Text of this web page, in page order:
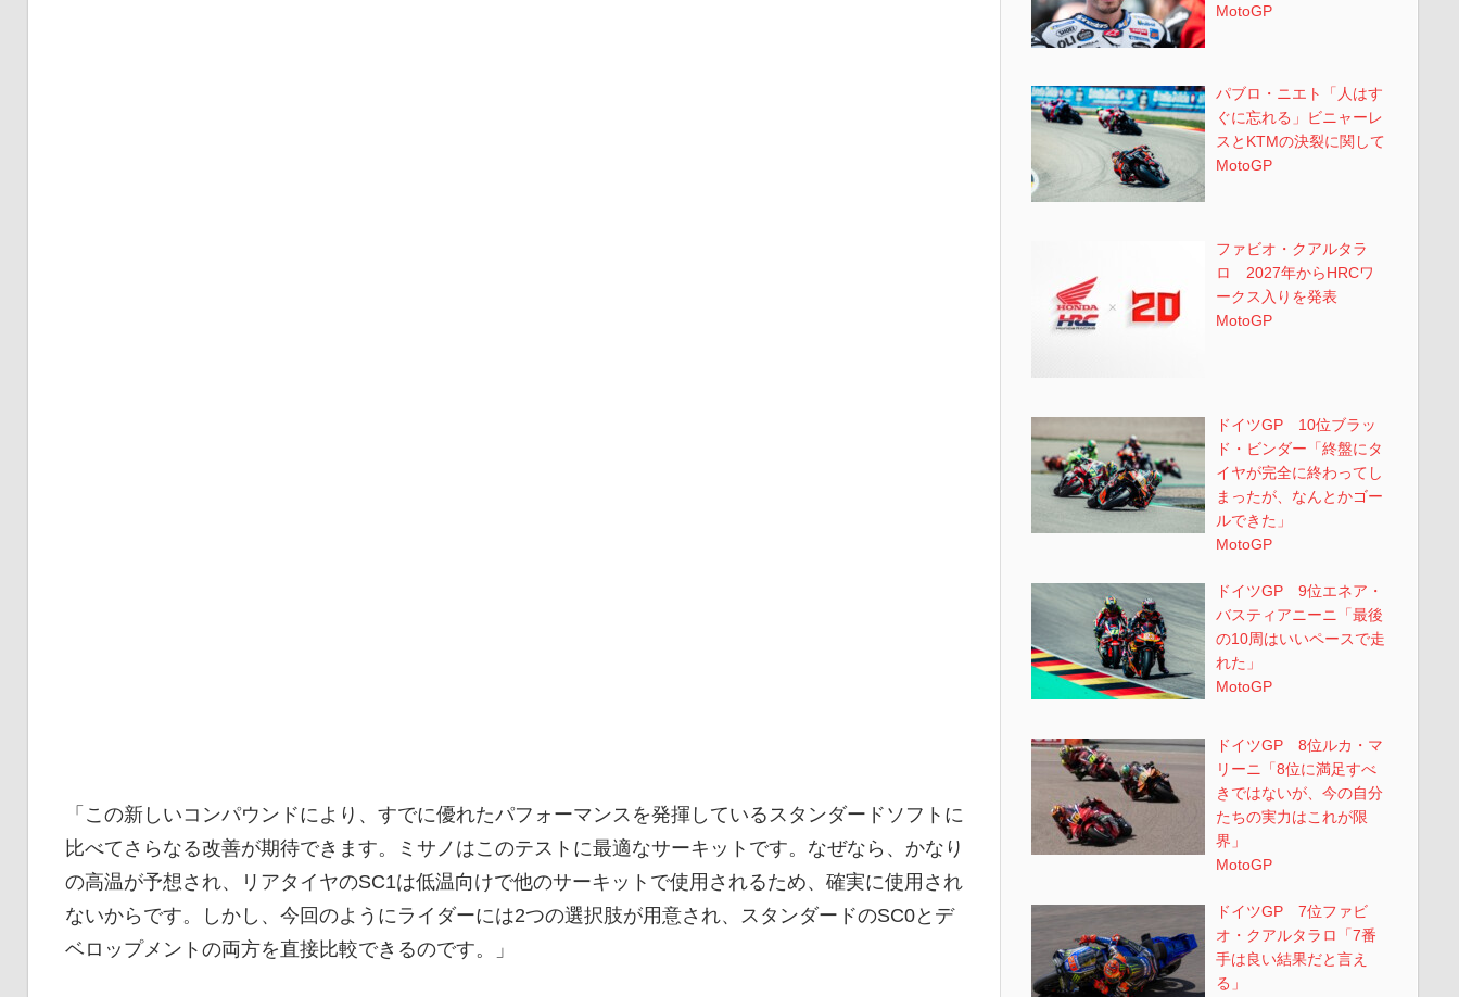
「この新しいコンパウンドにより、すでに優れたパフォーマンスを発揮しているスタンダードソフトに
比べてさらなる改善が期待できます。ミサノはこのテストに最適なサーキットです。なぜなら、かなり
の高温が予想され、リアタイヤのSC1は低温向けで他のサーキットで使用されるため、確実に使用され
ないからです。しかし、今回のようにライダーには2つの選択肢が用意され、スタンダードのSC0とデ
ベロップメントの両方を直接比較できるのです。」
MotoGP
パブロ・ニエト「人はす
ぐに忘れる」ビニャーレ
スとKTMの決裂に関して
MotoGP
ファビオ・クアルタラ
ロ 2027年からHRCワ
ークス入りを発表
MotoGP
ドイツGP 10位ブラッ
ド・ビンダー「終盤にタ
イヤが完全に終わってし
まったが、なんとかゴー
ルできた」
MotoGP
ドイツGP 9位エネア・
バスティアニーニ「最後
の10周はいいペースで走
れた」
MotoGP
ドイツGP 8位ルカ・マ
リーニ「8位に満足すべ
きではないが、今の自分
たちの実力はこれが限
界」
MotoGP
ドイツGP 7位ファビ
オ・クアルタラロ「7番
手は良い結果だと言え
る」